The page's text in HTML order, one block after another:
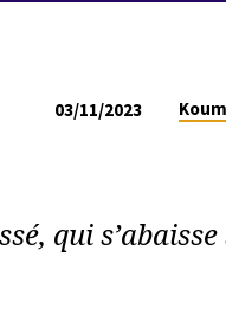
03/11/2023
qui